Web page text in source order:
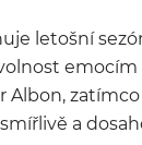
letošní
emocím
zatímco
a